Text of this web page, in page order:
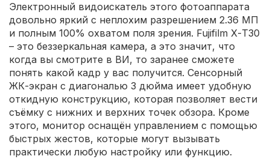
Электронный видоискатель этого фотоаппарата
довольно яркий с неплохим разрешением 2.36 МП
и полным 100% охватом поля зрения. Fujifilm Х-Т30
– это беззеркальная камера, а это значит, что
когда вы смотрите в ВИ, то заранее сможете
понять какой кадр у вас получится. Сенсорный
ЖК-экран с диагональю 3 дюйма имеет удобную
откидную конструкцию, которая позволяет вести
съёмку с нижних и верхних точек обзора. Кроме
этого, монитор оснащён управлением с помощью
быстрых жестов, которые могут вызывать
практически любую настройку или функцию.